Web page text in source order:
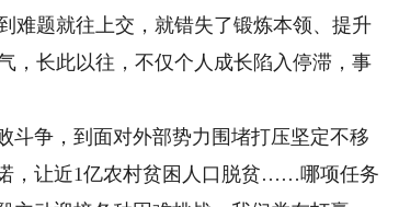
难题就往上交，就错失了锻炼本领、提升
，长此以往，不仅个人成长陷入停滞，事
争，到面对外部势力围堵打压坚定不移
，让近1亿农村贫困人口脱贫……哪项任务